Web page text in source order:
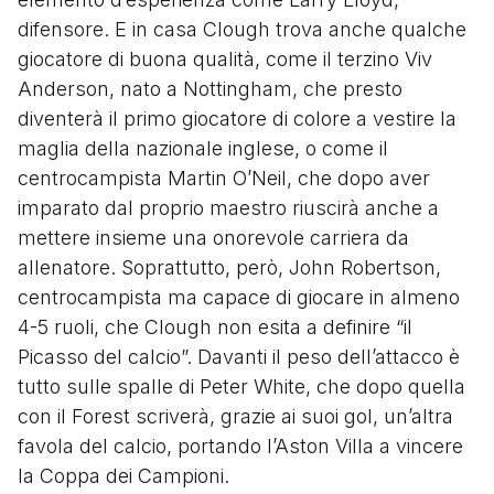
difensore. E in casa Clough trova anche qualche
giocatore di buona qualità, come il terzino Viv
Anderson, nato a Nottingham, che presto
diventerà il primo giocatore di colore a vestire la
maglia della nazionale inglese, o come il
centrocampista Martin O’Neil, che dopo aver
imparato dal proprio maestro riuscirà anche a
mettere insieme una onorevole carriera da
allenatore. Soprattutto, però, John Robertson,
centrocampista ma capace di giocare in almeno
4-5 ruoli, che Clough non esita a definire “il
Picasso del calcio”. Davanti il peso dell’attacco è
tutto sulle spalle di Peter White, che dopo quella
con il Forest scriverà, grazie ai suoi gol, un’altra
favola del calcio, portando l’Aston Villa a vincere
la Coppa dei Campioni.